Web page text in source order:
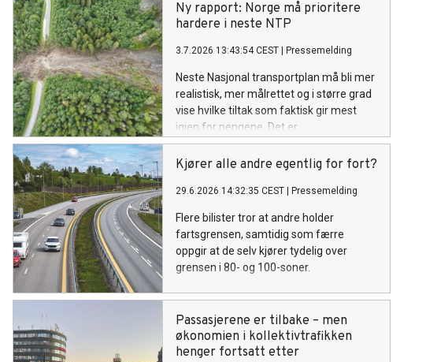
Ny rapport: Norge må prioritere
hardere i neste NTP
3.7.2026 13:43:54 CEST Pressemelding
Neste Nasjonal transportplan må bli mer
realistisk, mer målrettet og i større grad
vise hvilke tiltak som faktisk gir mest
igjen for pengene. Det er
hovedbudskapet i en ny rapport fra
forskningssenteret TRANSPLAN, ledet
Kjører alle andre egentlig for fort?
29.6.2026 14:32:35 CEST Pressemelding
Flere bilister tror at andre holder
fartsgrensen, samtidig som færre
oppgir at de selv kjører tydelig over
grensen i 80- og 100-soner.
Passasjerene er tilbake – men
økonomien i kollektivtrafikken
henger fortsatt etter